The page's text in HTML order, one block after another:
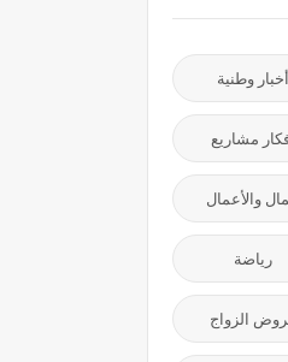
أخبار وطنية
مشاريع
والأعمال
رياضة
الزواج